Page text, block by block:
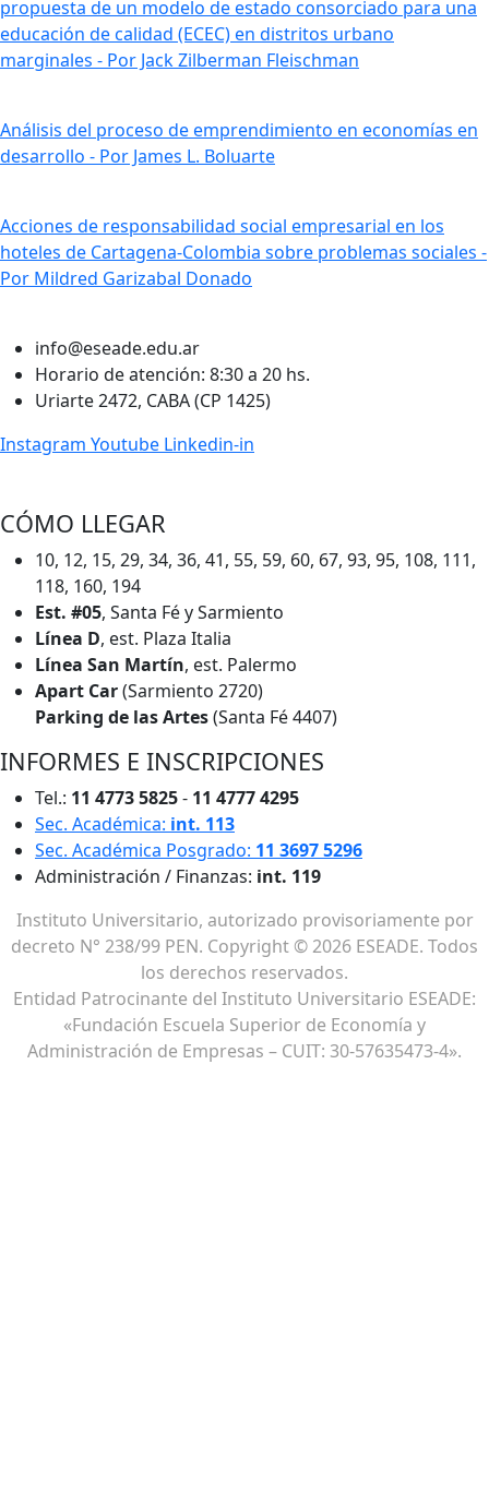
propuesta de un modelo de estado consorciado para una
educación de calidad (ECEC) en distritos urbano
marginales - Por Jack Zilberman Fleischman
Análisis del proceso de emprendimiento en economías en
desarrollo - Por James L. Boluarte
Acciones de responsabilidad social empresarial en los
hoteles de Cartagena-Colombia sobre problemas sociales -
Por Mildred Garizabal Donado
info@eseade.edu.ar
Horario de atención: 8:30 a 20 hs.
Uriarte 2472, CABA (CP 1425)
Instagram Youtube Linkedin-in
CÓMO LLEGAR
10, 12, 15, 29, 34, 36, 41, 55, 59, 60, 67, 93, 95, 108, 111,
118, 160, 194
Est. #05, Santa Fé y Sarmiento
Línea D, est. Plaza Italia
Línea San Martín, est. Palermo
Apart Car(Sarmiento 2720)
Parking de las Artes(Santa Fé 4407)
INFORMES E INSCRIPCIONES
Tel.: 11 4773 5825- 11 4777 4295
Sec. Académica: int. 113
Sec. Académica Posgrado: 11 3697 5296
Administración / Finanzas: int. 119
Instituto Universitario, autorizado provisoriamente por
decreto N° 238/99 PEN. Copyright © 2026 ESEADE. Todos
los derechos reservados.
Entidad Patrocinante del Instituto Universitario ESEADE:
«Fundación Escuela Superior de Economía y
Administración de Empresas – CUIT: 30-57635473-4».